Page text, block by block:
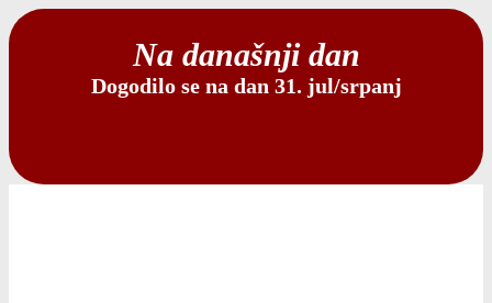
Na današnji dan
Dogodilo se na dan 31. jul/srpanj